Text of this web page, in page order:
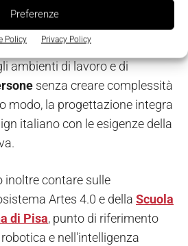
Preferenze
Policy Privacy Policy
Forma, movimento,
e percezione di
insieme alla capacità del
ambienti di lavoro e di
senza creare complessità
modo, la progettazione integra
italiano con le esigenze della
inoltre contare sulle
Artes 4.0 e della Scuola
di Pisa, punto di riferimento
e nell'intelligenza